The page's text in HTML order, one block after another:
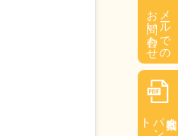
メールでの
お問い合わせ
ト